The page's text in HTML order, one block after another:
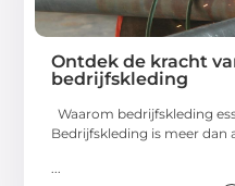
Ontdek de kracht
bedrijfskleding
Waarom bedrijfskleding
Bedrijfskleding is meer dan